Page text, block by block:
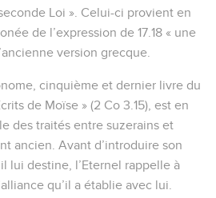
Loi ». Celui-ci provient en
de l’expression de 17.18 « une
version grecque.
cinquième et dernier livre du
de Moïse » (2 Co 3.15), est en
des traités entre suzerains et
ancien. Avant d’introduire son
lui destine, l’Eternel rappelle à
qu’il a établie avec lui.